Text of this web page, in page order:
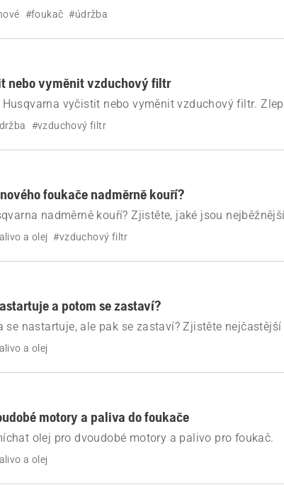
čištění, paliva, akumulátoru, vzduchového filtru
#foukač #údržba
nebo vyměnit vzduchový filtr
vyčistit nebo vyměnit vzduchový filtr.
díky jednoduché údržbě.
#vzduchový filtr
foukače nadměrně kouří?
nadměrně kouří? Zjistěte, jaké jsou
a znečištěných vzduchových filtrů, a rychle
a olej #vzduchový filtr
a potom se zastaví?
se nastartuje, ale pak se zastaví? Zjistěte
jednoduchých kroků pro odstraňování problémů s
a olej
motory a paliva do foukače
olej pro dvoudobé motory a palivo pro foukač.
a olej